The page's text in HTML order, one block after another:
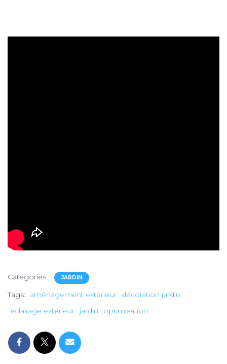
Catégories : JARDIN
Tags: aménagement extérieur
décoration jardin
éclairage extérieur
jardin optimisation